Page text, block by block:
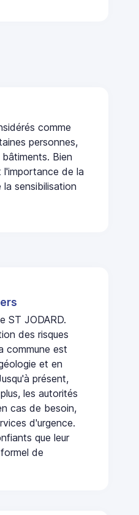
comme
personnes,
Bien
l'importance de la
sensibilisation
ST JODARD.
des risques
commune est
et en
présent,
les autorités
cas de besoin,
d'urgence.
que leur
de